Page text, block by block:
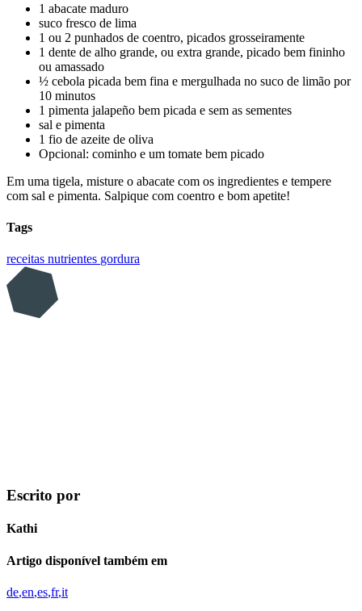
1 abacate maduro
suco fresco de lima
1 ou 2 punhados de coentro, picados grosseiramente
1 dente de alho grande, ou extra grande, picado bem fininho
ou amassado
½ cebola picada bem fina e mergulhada no suco de limão por
10 minutos
1 pimenta jalapeño bem picada e sem as sementes
sal e pimenta
1 fio de azeite de oliva
Opcional: cominho e um tomate bem picado
Em uma tigela, misture o abacate com os ingredientes e tempere
com sal e pimenta. Salpique com coentro e bom apetite!
Tags
receitas nutrientes gordura
Escrito por
Kathi
Artigo disponível também em
de en es fr it